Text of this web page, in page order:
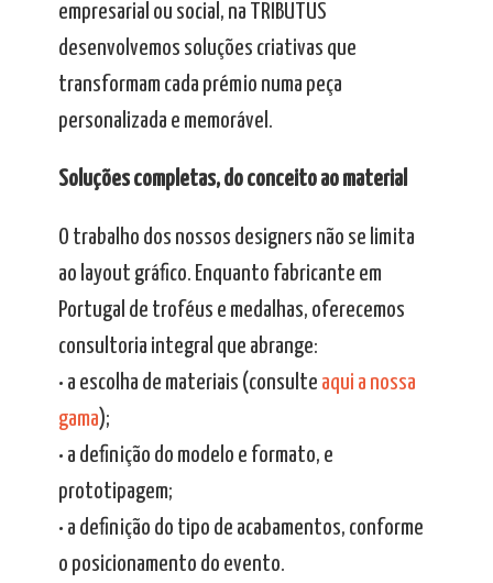
empresarial ou social, na TRIBUTUS
desenvolvemos soluções criativas que
transformam cada prémio numa peça
personalizada e memorável.
Soluções completas, do conceito ao material
O trabalho dos nossos designers não se limita
ao layout gráfico. Enquanto fabricante em
Portugal de troféus e medalhas, oferecemos
consultoria integral que abrange:
• a escolha de materiais (consulte aqui a nossa
gama);
• a definição do modelo e formato, e
prototipagem;
• a definição do tipo de acabamentos, conforme
o posicionamento do evento.